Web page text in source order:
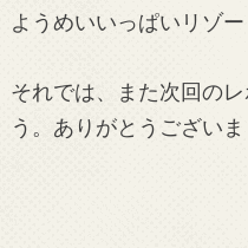
ようめいいっぱいリゾ
それでは、また次回の
う。ありがとうございま